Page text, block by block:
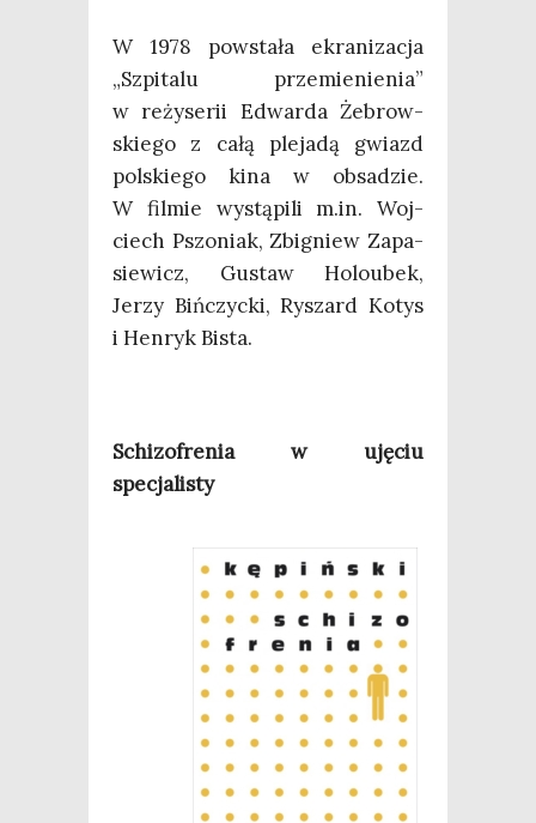
W 1978 powsta­ła ekra­ni­za­cja
„Szpi­ta­lu prze­mie­nie­nia”
w reży­se­rii Edwar­da Żebrow­
skie­go z całą ple­ja­dą gwiazd
pol­skie­go kina w obsa­dzie.
W fil­mie wystą­pi­li m.in. Woj­
ciech Pszo­niak, Zbi­gniew Zapa­
sie­wicz, Gustaw Holo­ubek,
Jerzy Biń­czyc­ki, Ryszard Kotys
i Hen­ryk Bista.
Schi­zo­fre­nia w uję­ciu
specjalisty